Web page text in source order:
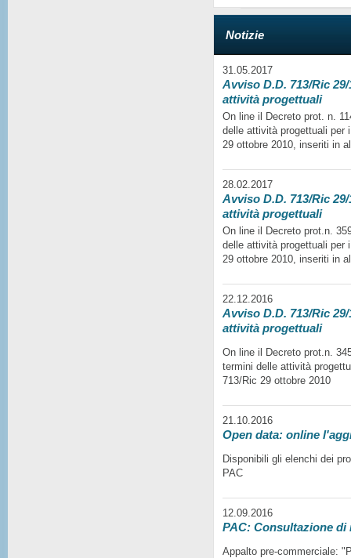
Notizie
31.05.2017
Avviso D.D. 713/Ric
attività progettuali
On line il Decreto prot. n.
delle attività progettuali per
29 ottobre 2010, inseriti in
28.02.2017
Avviso D.D. 713/Ric
attività progettuali
On line il Decreto prot.n.
delle attività progettuali per
29 ottobre 2010, inseriti in
22.12.2016
Avviso D.D. 713/Ric
attività progettuali
On line il Decreto prot.n.
termini delle attività
713/Ric 29 ottobre 2010
21.10.2016
Open data: online
Disponibili gli elenchi dei
PAC
12.09.2016
PAC: Consultazione di
Appalto pre-commerciale: